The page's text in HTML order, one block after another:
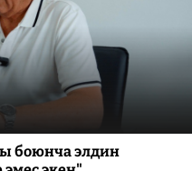
боюнча элдин